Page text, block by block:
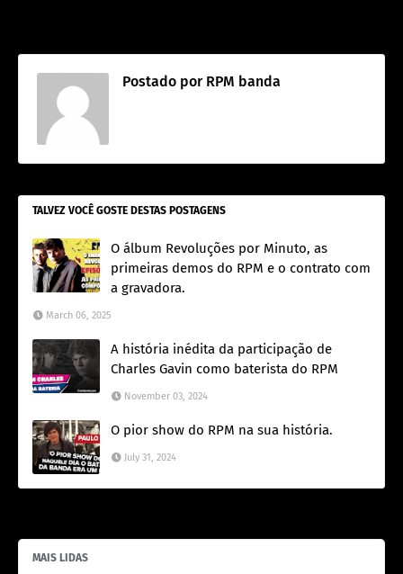
Postado porRPM banda
TALVEZ VOCÊ GOSTE DESTAS POSTAGENS
O álbum Revoluções por Minuto, as
primeiras demos do RPM e o contrato com
a gravadora.
March 06, 2025
A história inédita da participação de
Charles Gavin como baterista do RPM
November 03, 2024
O pior show do RPM na sua história.
July 31, 2024
MAIS LIDAS